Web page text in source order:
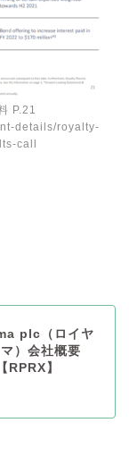
P.21
details/royalty-
call
plc（ロイヤ
マ）会社概要
RPRX】